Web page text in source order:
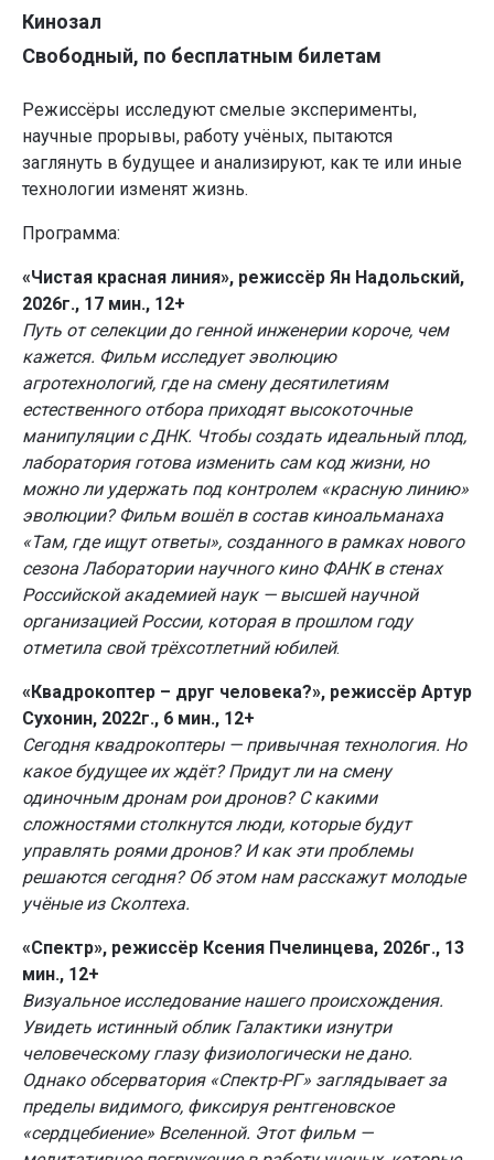
Кинозал
Свободный, по бесплатным билетам
Режиссёры исследуют смелые эксперименты,
научные прорывы, работу учёных, пытаются
заглянуть в будущее и анализируют, как те или иные
технологии изменят жизнь.
Программа:
«Чистая красная линия», режиссёр Ян Надольский,
2026г., 17 мин., 12+
Путь от селекции до генной инженерии короче, чем
кажется. Фильм исследует эволюцию
агротехнологий, где на смену десятилетиям
естественного отбора приходят высокоточные
манипуляции с ДНК. Чтобы создать идеальный плод,
лаборатория готова изменить сам код жизни, но
можно ли удержать под контролем «красную линию»
эволюции? Фильм вошёл в состав киноальманаха
«Там, где ищут ответы», созданного в рамках нового
сезона Лаборатории научного кино ФАНК в стенах
Российской академией наук — высшей научной
организацией России, которая в прошлом году
отметила свой трёхсотлетний юбилей.
«Квадрокоптер – друг человека?», режиссёр Артур
Сухонин, 2022г., 6 мин., 12+
Сегодня квадрокоптеры — привычная технология. Но
какое будущее их ждёт? Придут ли на смену
одиночным дронам рои дронов? С какими
сложностями столкнутся люди, которые будут
управлять роями дронов? И как эти проблемы
решаются сегодня? Об этом нам расскажут молодые
учёные из Сколтеха.
«Спектр», режиссёр Ксения Пчелинцева, 2026г., 13
мин., 12+
Визуальное исследование нашего происхождения.
Увидеть истинный облик Галактики изнутри
человеческому глазу физиологически не дано.
Однако обсерватория «Спектр-РГ» заглядывает за
пределы видимого, фиксируя рентгеновское
«сердцебиение» Вселенной. Этот фильм —